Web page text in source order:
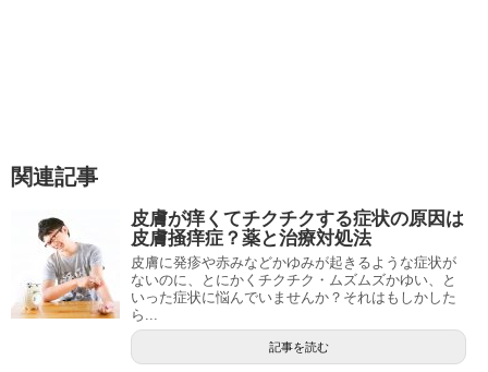
関連記事
皮膚が痒くてチクチクする症状の原因は
皮膚掻痒症？薬と治療対処法
皮膚に発疹や赤みなどかゆみが起きるような症状が
ないのに、とにかくチクチク・ムズムズかゆい、と
いった症状に悩んでいませんか？それはもしかした
ら...
記事を読む